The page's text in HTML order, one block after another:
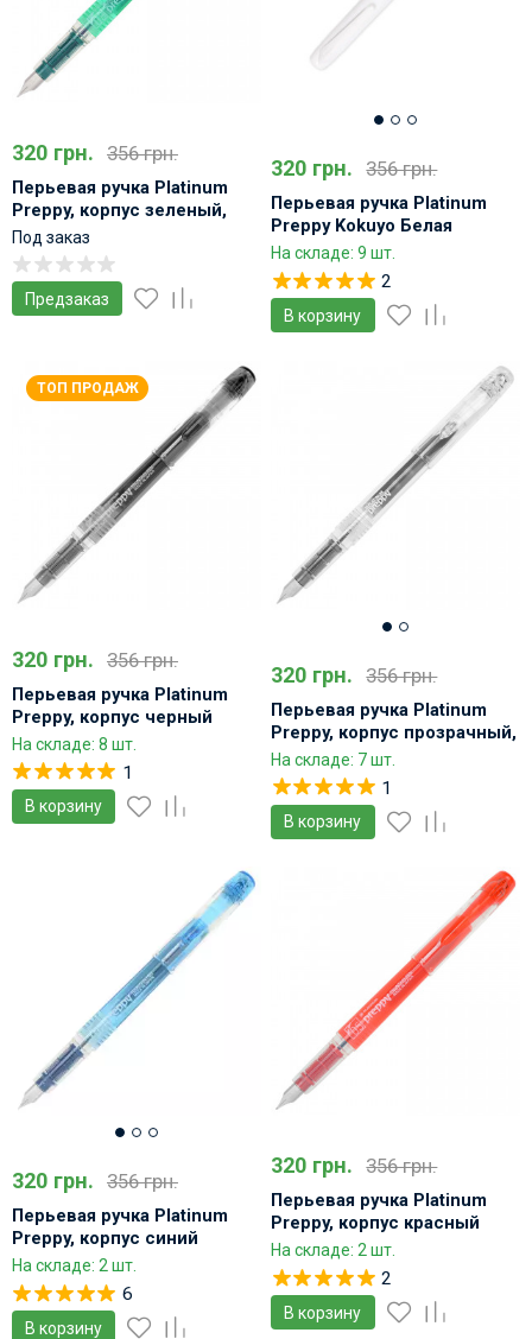
320 грн. 356 грн.
Перьевая ручка Platinum
Preppy, корпус зеленый,
перо тонкое 03
Под заказ
Предзаказ
320 грн. 356 грн.
Перьевая ручка Platinum
Preppy Kokuyo Белая
На складе: 9 шт.
2
В корзину
ТОП ПРОДАЖ
320 грн. 356 грн.
Перьевая ручка Platinum
Preppy, корпус черный
На складе: 8 шт.
1
В корзину
320 грн. 356 грн.
Перьевая ручка Platinum
Preppy, корпус прозрачный,
перо тонкое 03
На складе: 7 шт.
1
В корзину
320 грн. 356 грн.
Перьевая ручка Platinum
Preppy, корпус синий
На складе: 2 шт.
6
В корзину
320 грн. 356 грн.
Перьевая ручка Platinum
Preppy, корпус красный
На складе: 2 шт.
2
В корзину